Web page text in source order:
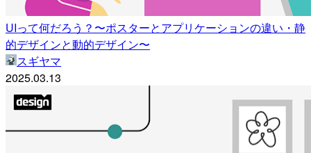
UIって何だろう？〜ポスターとアプリケーションの違い・静
的デザインと動的デザイン〜
スギヤマ
2025.03.13